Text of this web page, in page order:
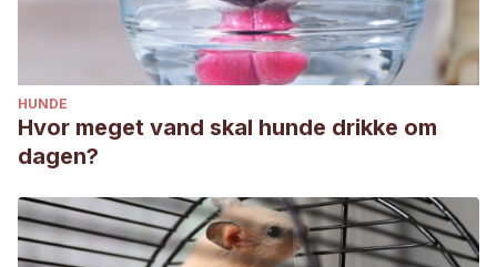
HUNDE
Hvor meget vand skal hunde drikke om
dagen?